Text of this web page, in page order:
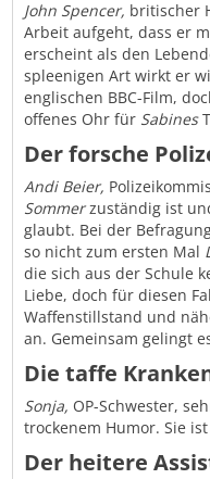
John Spencer, britischer
Arbeit aufgeht, dass er
erscheint als den
spleenigen Art wirkt er
englischen BBC-Film,
offenes Ohr für Sabines
Der forsche
Andi Beier,
Sommerzuständig ist
glaubt. Bei der
so nicht zum ersten Mal
die sich aus der Schule
Liebe, doch für diesen
Waffenstillstand und
an. Gemeinsam gelingt
Die taffe
Sonja, OP-Schwester,
trockenem Humor. Sie
Der heitere